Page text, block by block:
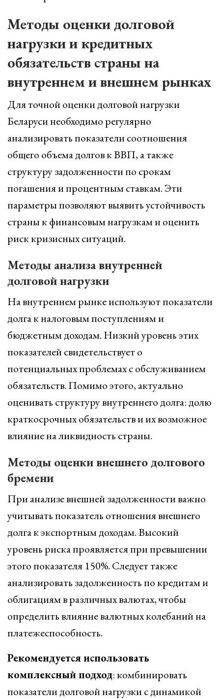
Методы оценки долговой
нагрузки и кредитных
обязательств страны на
внутреннем и внешнем рынках
Для точной оценки долговой нагрузки
Беларуси необходимо регулярно
анализировать показатели соотношения
общего объема долгов к ВВП, а также
структуру задолженности по срокам
погашения и процентным ставкам. Эти
параметры позволяют выявить устойчивость
страны к финансовым нагрузкам и оценить
риск кризисных ситуаций.
Методы анализа внутренней
долговой нагрузки
На внутреннем рынке используют показатели
долга к налоговым поступлениям и
бюджетным доходам. Низкий уровень этих
показателей свидетельствует о
потенциальных проблемах с обслуживанием
обязательств. Помимо этого, актуально
оценивать структуру внутреннего долга: долю
краткосрочных обязательств и их возможное
влияние на ликвидность страны.
Методы оценки внешнего долгового
бремени
При анализе внешней задолженности важно
учитывать показатель отношения внешнего
долга к экспортным доходам. Высокий
уровень риска проявляется при превышении
этого показателя 150%. Следует также
анализировать задолженность по кредитам и
облигациям в различных валютах, чтобы
определить влияние валютных колебаний на
платежеспособность.
Рекомендуется использовать
комплексный подход: комбинировать
показатели долговой нагрузки с динамикой